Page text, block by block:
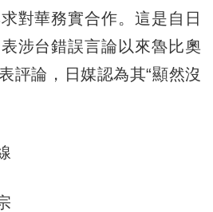
對華務實合作。這是自日
涉台錯誤言論以來魯比奧
評論，日媒認為其“顯然沒